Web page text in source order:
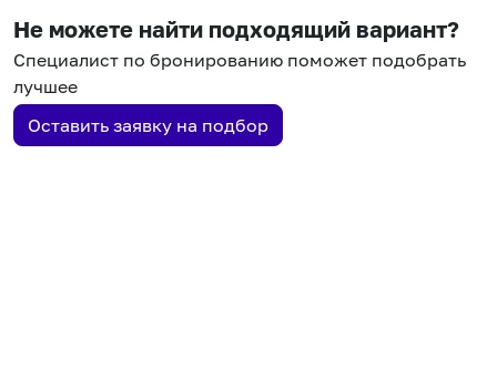
Не можете найти подходящий вариант?
Специалист по бронированию поможет подобрать
лучшее
Оставить заявку на подбор